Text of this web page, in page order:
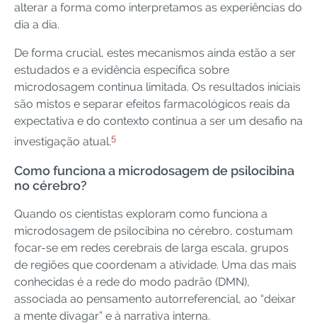
alterar a forma como interpretamos as experiências do
dia a dia.
De forma crucial, estes mecanismos ainda estão a ser
estudados e a evidência específica sobre
microdosagem continua limitada. Os resultados iniciais
são mistos e separar efeitos farmacológicos reais da
expectativa e do contexto continua a ser um desafio na
investigação atual.5
Como funciona a microdosagem de psilocibina
no cérebro?
Quando os cientistas exploram como funciona a
microdosagem de psilocibina no cérebro, costumam
focar-se em redes cerebrais de larga escala, grupos
de regiões que coordenam a atividade. Uma das mais
conhecidas é a rede do modo padrão (DMN),
associada ao pensamento autorreferencial, ao “deixar
a mente divagar” e à narrativa interna.